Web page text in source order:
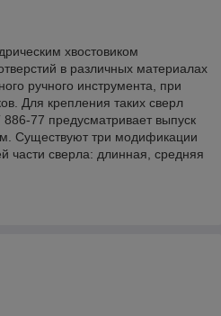
хвостовиком
в различных материалах
ручного инструмента, при
Для крепления таких сверл
77 предусматривает выпуск
Существуют три модификации
части сверла: длинная, средняя